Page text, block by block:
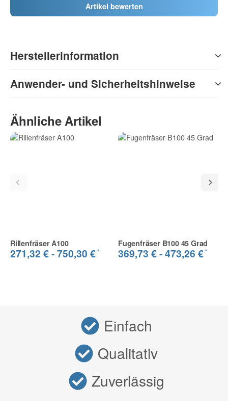
Artikel bewerten
Herstellerinformation
Anwender- und Sicherheitshinweise
Ähnliche Artikel
Rillenfräser A100
271,32 € -750,30 €*
Fugenfräser B100 45 Grad
369,73 € -473,26 €*
Einfach
Qualitativ
Zuverlässig